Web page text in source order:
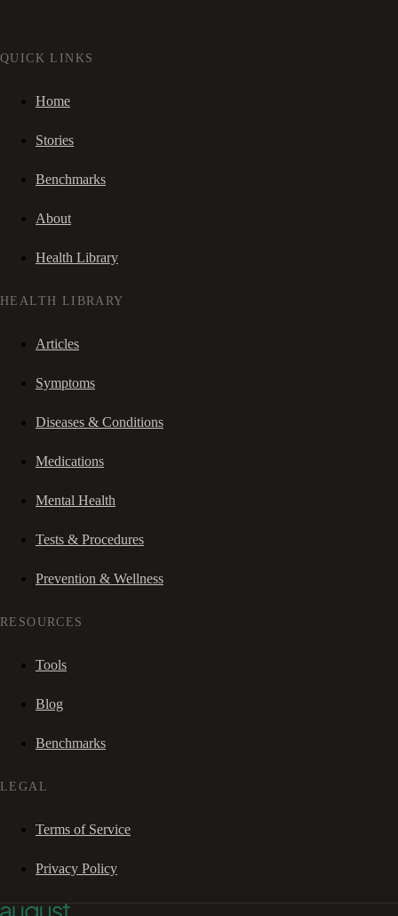
QUICK LINKS
Home
Stories
Benchmarks
About
Health Library
HEALTH LIBRARY
Articles
Symptoms
Diseases & Conditions
Medications
Mental Health
Tests & Procedures
Prevention & Wellness
RESOURCES
Tools
Blog
Benchmarks
LEGAL
Terms of Service
Privacy Policy